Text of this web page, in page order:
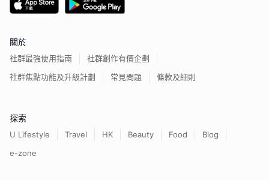
關於
社群最強使用指南
社群創作有價企劃
社群焦點功能及升級計劃
常見問題 條款及細則
探索
U Lifestyle Travel HK Beauty Food
Blog
e-zone